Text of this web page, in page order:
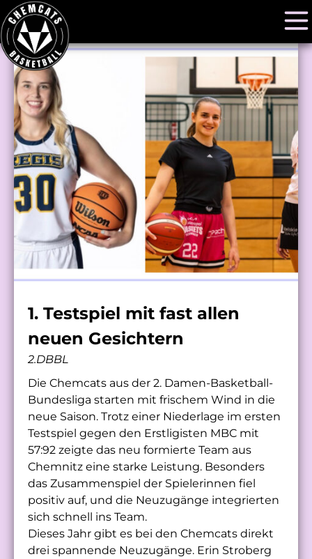
1. Testspiel mit fast allen
neuen Gesichtern
2.DBBL
Die Chemcats aus der 2. Damen-Basketball-
Bundesliga starten mit frischem Wind in die
neue Saison. Trotz einer Niederlage im ersten
Testspiel gegen den Erstligisten MBC mit
57:92 zeigte das neu formierte Team aus
Chemnitz eine starke Leistung. Besonders
das Zusammenspiel der Spielerinnen fiel
positiv auf, und die Neuzugänge integrierten
sich schnell ins Team.
Dieses Jahr gibt es bei den Chemcats direkt
drei spannende Neuzugänge. Erin Stroberg